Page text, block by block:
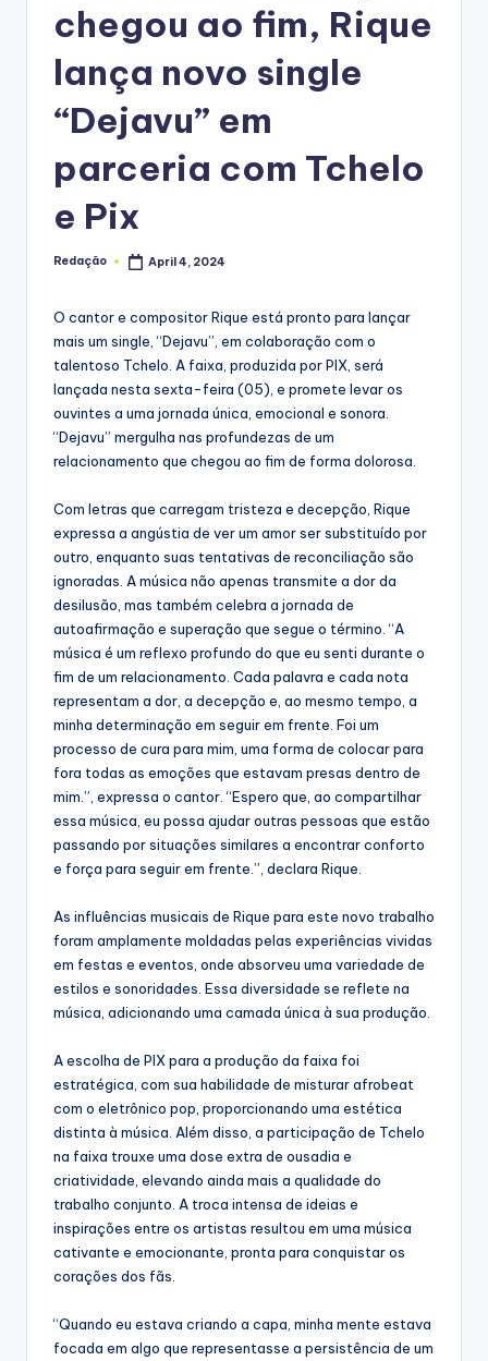
chegou ao fim, Rique
lança novo single
“Dejavu” em
parceria com Tchelo
e Pix
Posted
Redação April 4, 2024
O cantor e compositor Rique está pronto para lançar
mais um single, “Dejavu”, em colaboração com o
talentoso Tchelo. A faixa, produzida por PIX, será
lançada nesta sexta-feira (05), e promete levar os
ouvintes a uma jornada única, emocional e sonora.
“Dejavu” mergulha nas profundezas de um
relacionamento que chegou ao fim de forma dolorosa.
Com letras que carregam tristeza e decepção, Rique
expressa a angústia de ver um amor ser substituído por
outro, enquanto suas tentativas de reconciliação são
ignoradas. A música não apenas transmite a dor da
desilusão, mas também celebra a jornada de
autoafirmação e superação que segue o término. “A
música é um reflexo profundo do que eu senti durante o
fim de um relacionamento. Cada palavra e cada nota
representam a dor, a decepção e, ao mesmo tempo, a
minha determinação em seguir em frente. Foi um
processo de cura para mim, uma forma de colocar para
fora todas as emoções que estavam presas dentro de
mim.”, expressa o cantor. “Espero que, ao compartilhar
essa música, eu possa ajudar outras pessoas que estão
passando por situações similares a encontrar conforto
e força para seguir em frente.”, declara Rique.
As influências musicais de Rique para este novo trabalho
foram amplamente moldadas pelas experiências vividas
em festas e eventos, onde absorveu uma variedade de
estilos e sonoridades. Essa diversidade se reflete na
música, adicionando uma camada única à sua produção.
A escolha de PIX para a produção da faixa foi
estratégica, com sua habilidade de misturar afrobeat
com o eletrônico pop, proporcionando uma estética
distinta à música. Além disso, a participação de Tchelo
na faixa trouxe uma dose extra de ousadia e
criatividade, elevando ainda mais a qualidade do
trabalho conjunto. A troca intensa de ideias e
inspirações entre os artistas resultou em uma música
cativante e emocionante, pronta para conquistar os
corações dos fãs.
“Quando eu estava criando a capa, minha mente estava
focada em algo que representasse a persistência de um